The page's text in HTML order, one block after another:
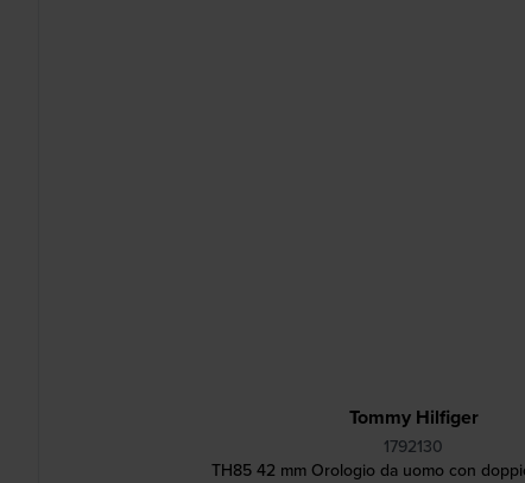
Tommy Hilfiger
1792130
TH85 42 mm Orologio da uomo con